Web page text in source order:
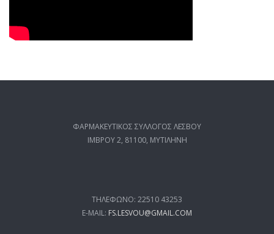
ΦΑΡΜΑΚΕΥΤΙΚΟΣ ΣΥΛΛΟΓΟΣ ΛΕΣΒΟΥ
ΙΜΒΡΟΥ 2, 81100, ΜΥΤΙΛΗΝΗ
ΤΗΛΕΦΩΝΟ: 22510 43253
E-MAIL: FS.LESVOU@GMAIL.COM